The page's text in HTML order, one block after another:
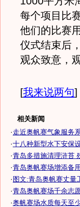
每个项目比
他们的比赛
仪式结束后
观众致意，
[我来说两句]
相关新闻
·走近奥帆赛气象服务
·十八种新型水下安保
·青岛多措施清理浒苔
·青岛奥帆赛场增添备
·图文:青岛奥帆赛丈量
·青岛奥帆赛场千余志
·奥帆赛场水质每天至